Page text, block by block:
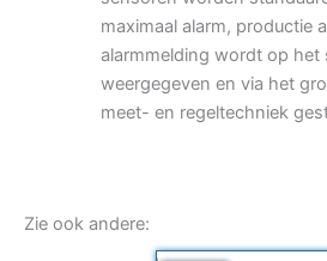
maximaal alarm, productie
alarmmelding wordt op het
weergegeven en via het
meet- en regeltechniek
Zie ook andere: